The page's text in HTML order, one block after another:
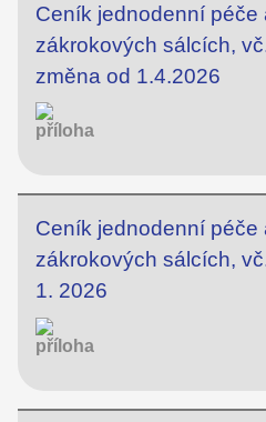
Ceník jednodenní péče
zákrokových sálcích,
změna od 1.4.2026
Ceník jednodenní péče
zákrokových sálcích,
1. 2026